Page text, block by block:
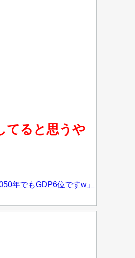
てると思うや
年でもGDP6位ですw」